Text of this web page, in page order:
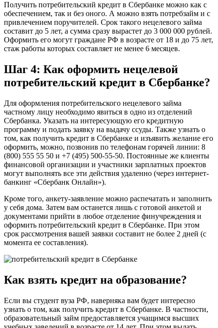
Получить потребительский кредит в Сбербанке можно как с
обеспечением, так и без оного. А можно взять потребзайм и с
привлечением поручителей. Срок такого нецелевого займа
составит до 5 лет, а сумма сразу вырастет до 3 000 000 рублей.
Оформить его могут граждане РФ в возрасте от 18 и до 75 лет,
стаж работы которых составляет не менее 6 месяцев.
Шаг 4: Как оформить нецелевой
потребительский кредит в Сбербанке?
Для оформления потребительского нецелевого займа
частному лицу необходимо явиться в одно из отделений
Сбербанка. Указать на интересующую его кредитную
программу и подать заявку на выдачу ссуды. Также узнать о
том, как получить кредит в Сбербанке и изъявить желание его
оформить, можно, позвонив по телефонам горячей линии: 8
(800) 555 55 50 и +7 (495) 500-55-50. Постоянные же клиенты
финансовой организации и участники зарплатных проектов
могут выполнять все эти действия удаленно (через интернет-
банкинг «Сбербанк Онлайн»).
Кроме того, анкету-заявление можно распечатать и заполнить
у себя дома. Затем вам останется лишь с готовой анкетой и
документами прийти в любое отделение финучреждения и
оформить потребительский кредит в Сбербанке. При этом
срок рассмотрения вашей заявки составит не более 2 дней (с
момента ее составления).
Как взять кредит на образование?
Если вы студент вуза РФ, наверняка вам будет интересно
узнать о том, как получить кредит в Сбербанке. В частности,
образовательный займ предоставляется учащимся высших